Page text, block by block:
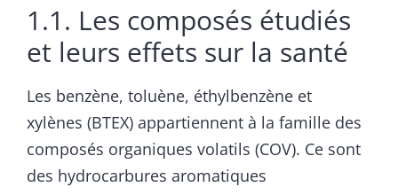
1.1. Les composés étudiés
et leurs effets sur la santé
Les benzène, toluène, éthylbenzène et
xylènes (BTEX) appartiennent à la famille des
composés organiques volatils (COV). Ce sont
des hydrocarbures aromatiques